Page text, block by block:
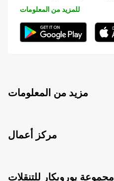
للمزيد من المعلومات
مزيد من المعلومات
مركز أعمال
مجموعة يوروبكار للتنقلات